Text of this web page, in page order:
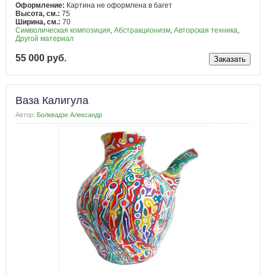
Оформление: Картина не оформлена в багет
Высота, см.: 75
Ширина, см.: 70
Символическая композиция Абстракционизм Авторская техника
Другой материал
55 000 руб.
Ваза Калигула
Автор: Болквадзе Александр